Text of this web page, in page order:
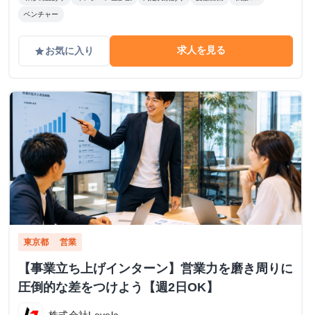
ベンチャー
gradeお気に入り 求人を見る
東京都 営業
【事業立ち上げインターン】営業力を磨き周りに
圧倒的な差をつけよう【週2日OK】